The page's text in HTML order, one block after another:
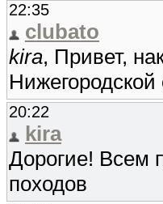
22:35
clubato
kira, Привет,
20:22
kira
Дорогие! Всем
походов